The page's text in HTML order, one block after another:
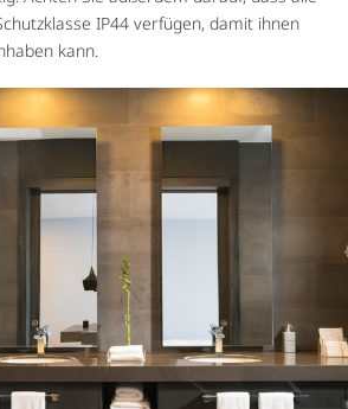
IP44 verfügen, damit ihnen
kann.